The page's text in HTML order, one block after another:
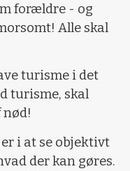
forældre - og
Alle skal
turisme i det
turisme, skal
nød!
i at se objektivt
der kan gøres.